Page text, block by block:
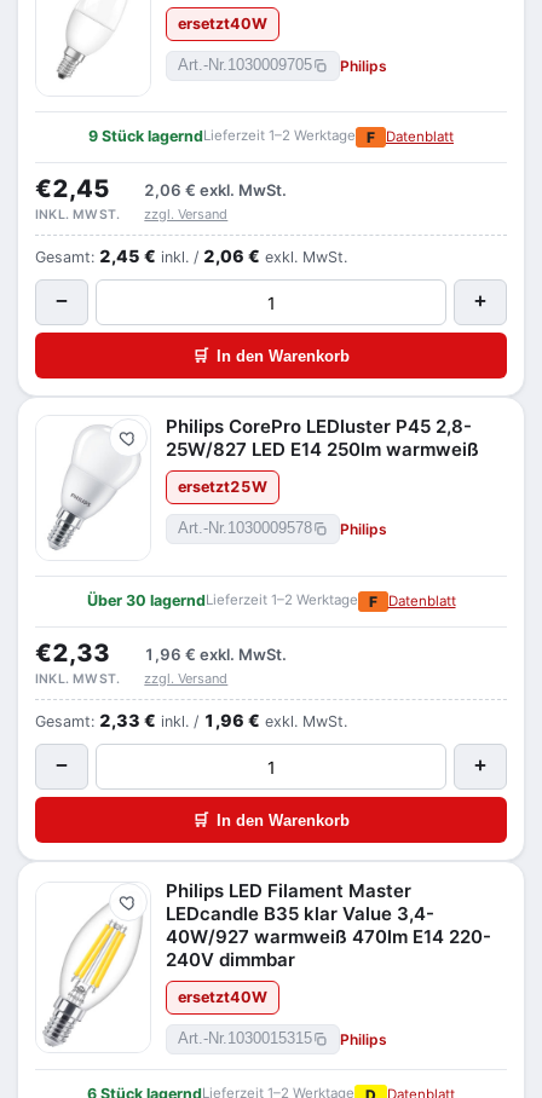
ersetzt40W
Art.-Nr.1030009705 Philips
9 Stück lagerndLieferzeit 1–2 Werktage F Datenblatt
€2,45 2,06 € exkl. MwSt.
INKL. MWST. zzgl. Versand
Gesamt: 2,45 € inkl. / 2,06 € exkl. MwSt.
− +
🛒 In den Warenkorb
Merken
Philips CorePro LEDluster P45 2,8-
25W/827 LED E14 250lm warmweiß
ersetzt25W
Art.-Nr.1030009578 Philips
Über 30 lagerndLieferzeit 1–2 Werktage F Datenblatt
€2,33 1,96 € exkl. MwSt.
INKL. MWST. zzgl. Versand
Gesamt: 2,33 € inkl. / 1,96 € exkl. MwSt.
− +
🛒 In den Warenkorb
Merken
Philips LED Filament Master
LEDcandle B35 klar Value 3,4-
40W/927 warmweiß 470lm E14 220-
240V dimmbar
ersetzt40W
Art.-Nr.1030015315 Philips
6 Stück lagerndLieferzeit 1–2 Werktage Datenblatt